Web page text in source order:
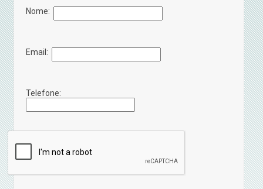
Nome:
Email:
Telefone: